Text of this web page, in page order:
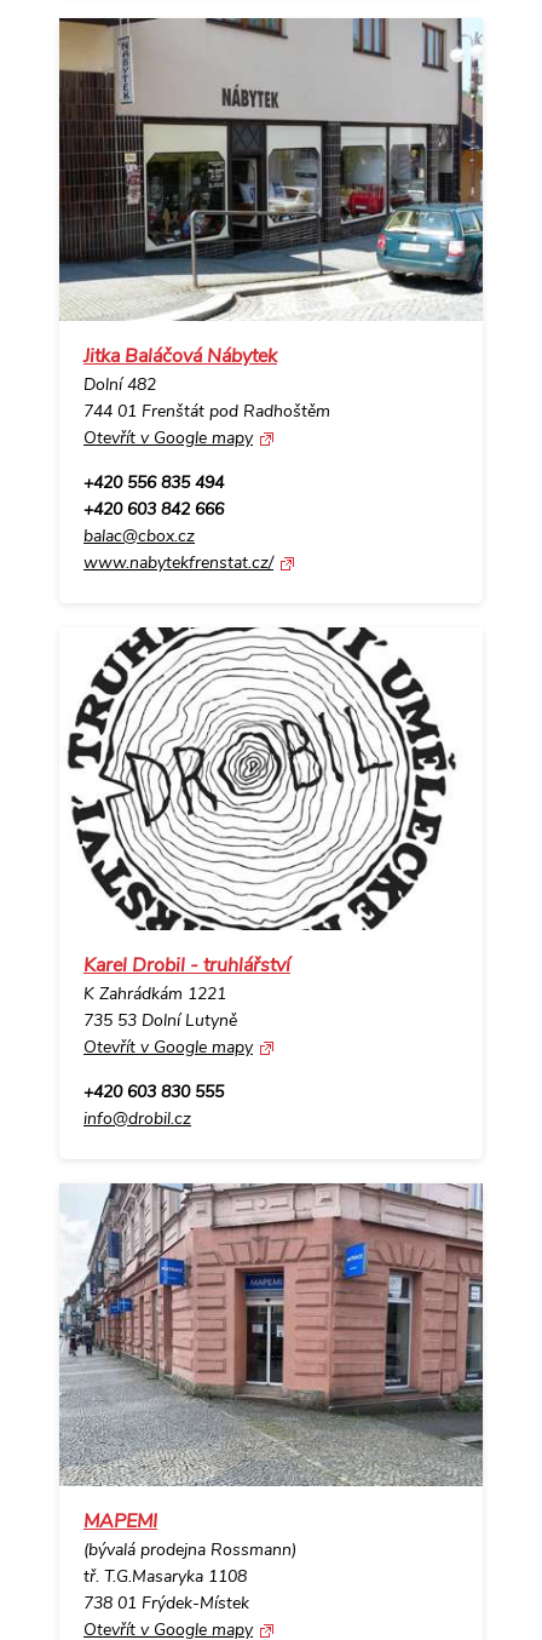
Jitka Baláčová Nábytek
Dolní 482
744 01 Frenštát pod Radhoštěm
Otevřít v Google mapy
+420 556 835 494
+420 603 842 666
balac@cbox.cz
www.nabytekfrenstat.cz/
Karel Drobil - truhlářství
K Zahrádkám 1221
735 53 Dolní Lutyně
Otevřít v Google mapy
+420 603 830 555
info@drobil.cz
MAPEMI
(bývalá prodejna Rossmann)
tř. T.G.Masaryka 1108
738 01 Frýdek-Místek
Otevřít v Google mapy